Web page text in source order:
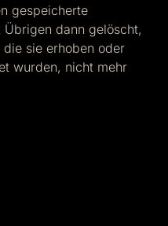
gespeicherte
dann gelöscht,
sie erhoben oder
wurden, nicht mehr